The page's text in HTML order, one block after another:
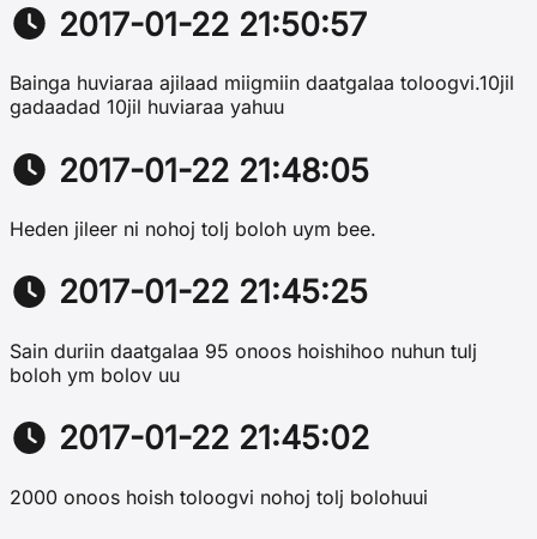
2017-01-22 21:50:57
Bainga huviaraa ajilaad miigmiin daatgalaa toloogvi.10jil
gadaadad 10jil huviaraa yahuu
2017-01-22 21:48:05
Heden jileer ni nohoj tolj boloh uym bee.
2017-01-22 21:45:25
Sain duriin daatgalaa 95 onoos hoishihoo nuhun tulj
boloh ym bolov uu
2017-01-22 21:45:02
2000 onoos hoish toloogvi nohoj tolj bolohuui